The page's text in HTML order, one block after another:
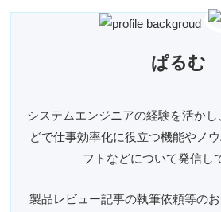
ぱるむ
システムエンジニアの経験を活か
どで仕事効率化に役立つ機能やノ
フトなどについて発信し
製品レビュー記事の執筆依頼等の